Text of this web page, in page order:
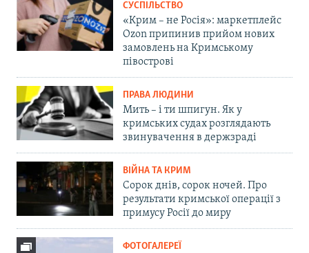
СУСПІЛЬСТВО
«Крим – не Росія»: маркетплейс
Ozon припинив прийом нових
замовлень на Кримському
півострові
ПРАВА ЛЮДИНИ
Мить – і ти шпигун. Як у
кримських судах розглядають
звинувачення в держзраді
ВІЙНА ТА КРИМ
Сорок днів, сорок ночей. Про
результати кримської операції з
примусу Росії до миру
ФОТОГАЛЕРЕЇ